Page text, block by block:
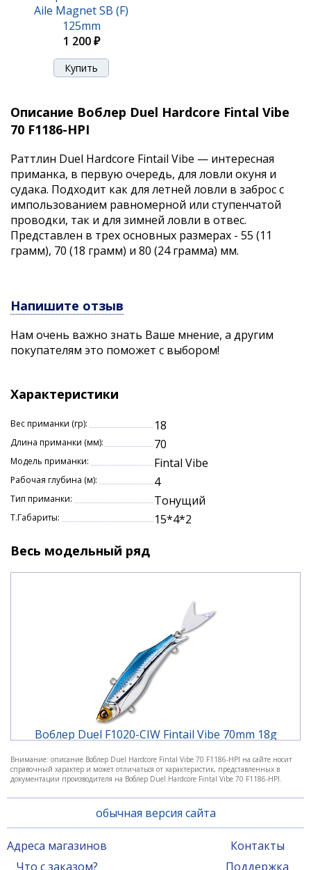
Aile Magnet SB (F)
125mm
1 200 ₽
Описание Воблер Duel Hardcore Fintal Vibe
70 F1186-HPI
Раттлин Duel Hardcore Fintail Vibe — интересная
приманка, в первую очередь, для ловли окуня и
судака. Подходит как для летней ловли в заброс с
импользованием равномерной или ступенчатой
проводки, так и для зимней ловли в отвес.
Представлен в трех основных размерах - 55 (11
грамм), 70 (18 грамм) и 80 (24 грамма) мм.
Напишите отзыв
Нам очень важно знать Ваше мнение, а другим
покупателям это поможет с выбором!
Характеристики
Вес приманки (гр): 18
Длина приманки (мм): 70
Модель приманки: Fintal Vibe
Рабочая глубина (м): 4
Тип приманки: Тонущий
Т.Габариты: 15*4*2
Весь модельный ряд
Воблер Duel F1020-CIW Fintail Vibe 70mm 18g
1 440 ₽
Внимание: описание Воблер Duel Hardcore Fintal Vibe 70 F1186-HPI на сайте носит
справочный характер и может отличаться от характеристик, представленных в
документации производителя на Воблер Duel Hardcore Fintal Vibe 70 F1186-HPI.
обычная версия сайта
Адреса магазинов
Что с заказом?
Контакты
Поддержка